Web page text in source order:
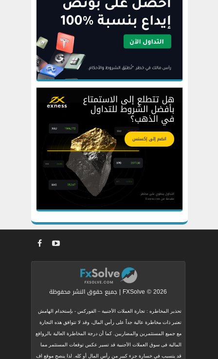
FXSolve © 2026 | جميع حقوق النشر محفوظة
تحذير المخاطره : تجارة العملات الأجنبية – الفوركس - بإستخدام الهامش
تعتبر ذات مخاطرة عالية جداً على رأس المال، وقد لا تتوافق هذه التجارة
مع جميع المستثمرين والمضاربين. كما أن درجة المخاطرة العالية بالروافع
المالية فى سوق العملات الأجنبية قد تسير عكس توقعات المستثمر مما
قد يتسبب في خسارة جزء كبير من رأس المال أو كله. لذا ينصح موقع اف